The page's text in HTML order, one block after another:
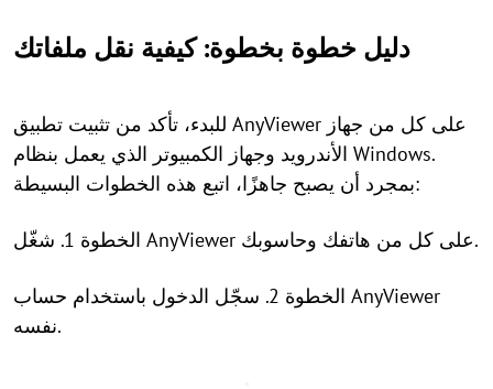
دليل خطوة بخطوة: كيفية نقل ملفاتك
للبدء، تأكد من تثبيت تطبيق AnyViewer على كل من جهاز
الأندرويد وجهاز الكمبيوتر الذي يعمل بنظام Windows.
بمجرد أن يصبح جاهزًا، اتبع هذه الخطوات البسيطة:
الخطوة 1. شغّل AnyViewer على كل من هاتفك وحاسوبك.
الخطوة 2. سجّل الدخول باستخدام حساب AnyViewer
نفسه.